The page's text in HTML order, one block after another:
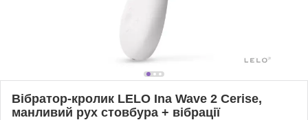
Вібратор-кролик LELO Ina Wave 2 Cerise,
манливий рух стовбура + вібрації